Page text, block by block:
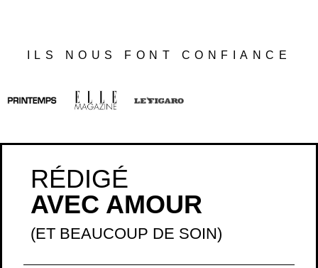
ILS NOUS FONT CONFIANCE
RÉDIGÉ
AVEC AMOUR
(ET BEAUCOUP DE SOIN)